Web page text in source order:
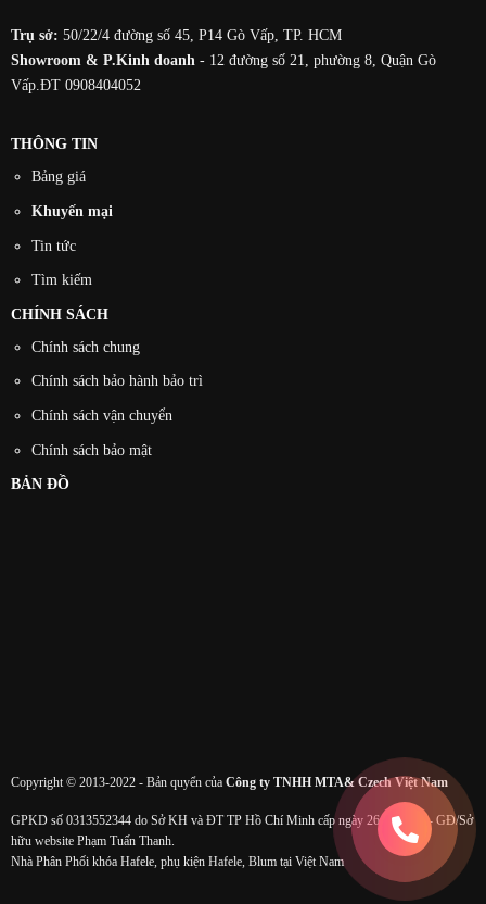
Trụ sở: 50/22/4 đường số 45, P14 Gò Vấp, TP. HCM
Showroom & P.Kinh doanh - 12 đường số 21, phường 8, Quận Gò
Vấp.ĐT 0908404052
THÔNG TIN
Bảng giá
Khuyến mại
Tin tức
Tìm kiếm
CHÍNH SÁCH
Chính sách chung
Chính sách bảo hành bảo trì
Chính sách vận chuyển
Chính sách bảo mật
BẢN ĐỒ
Copyright © 2013-2022 - Bản quyển của Công ty TNHH MTA& Czech Việt Nam
GPKD số 0313552344 do Sở KH và ĐT TP Hồ Chí Minh cấp ngày 26/11/2015 - GĐ/Sở
hữu website Phạm Tuấn Thanh.
Nhà Phân Phối khóa Hafele, phụ kiện Hafele, Blum tại Việt Nam